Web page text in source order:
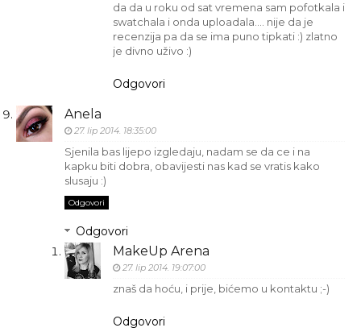
da da u roku od sat vremena sam pofotkala i
swatchala i onda uploadala…. nije da je
recenzija pa da se ima puno tipkati :) zlatno
je divno uživo :)
Odgovori
Anela
27. lip 2014. 18:35:00
Sjenila bas lijepo izgledaju, nadam se da ce i na
kapku biti dobra, obavijesti nas kad se vratis kako
slusaju :)
Odgovori
Odgovori
MakeUp Arena
27. lip 2014. 19:07:00
znaš da hoću, i prije, bićemo u kontaktu ;-)
Odgovori